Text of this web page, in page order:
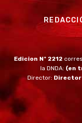
Edicion Nº 2212
la DNDA: (en
Director: Director